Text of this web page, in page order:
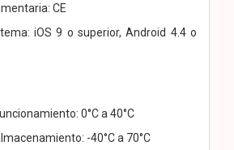
CE
iOS 9 o superior, Android 4.4 o
0°C a 40°C
-40°C a 70°C